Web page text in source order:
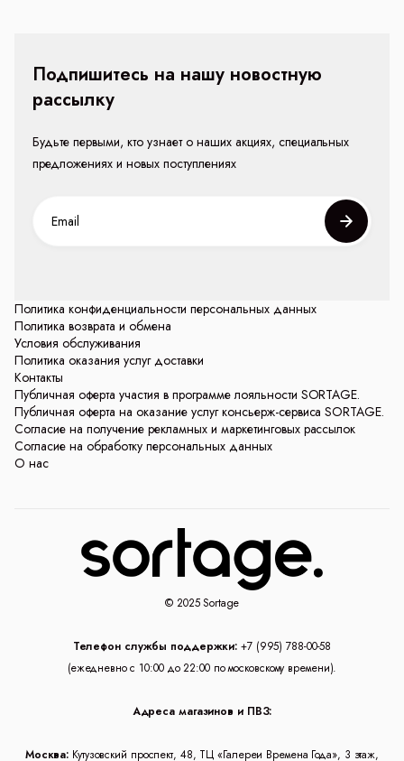
Политика конфиденциальности персональных данных
Политика возврата и обмена
Условия обслуживания
Политика оказания услуг доставки
Контакты
Публичная оферта участия в программе лояльности SORTAGE.
Публичная оферта на оказание услуг консьерж-сервиса SORTAGE.
Согласие на получение рекламных и маркетинговых рассылок
Согласие на обработку персональных данных
О нас
Подпишитесь на нашу новостную
рассылку
Будьте первыми, кто узнает о наших акциях, специальных
предложениях и новых поступлениях
© 2025 Sortage
Телефон службы поддержки: +7 (995) 788-00-58
(ежедневно с 10:00 до 22:00 по московскому времени).
Адреса магазинов и ПВЗ:
Москва: Кутузовский проспект, 48, ТЦ «Галереи Времена Года», 3 этаж,